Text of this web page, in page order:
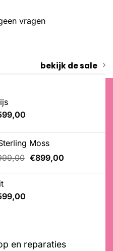
vragen
bekijk de sale
Huidige
€2599,00.
Moss
Oorspronkelijke
€899,00Huidige
Huidige
en reparaties